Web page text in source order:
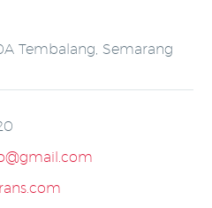
Tembalang, Semarang